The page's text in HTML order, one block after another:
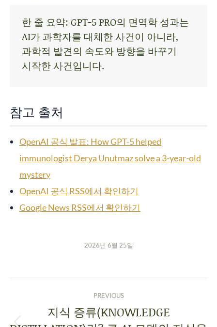
한 줄 요약: GPT-5 PRO의 면역학 성과는
AI가 과학자를 대체한 사건이 아니라,
과학적 발견의 속도와 방향을 바꾸기
시작한 사건입니다.
참고 출처
OpenAI 공식 발표: How GPT-5 helped
immunologist Derya Unutmaz solve a 3-year-old
mystery
OpenAI 공식 RSS에서 확인하기
Google News RSS에서 확인하기
2026년 6월 25일
PREVIOUS
지식 증류(KNOWLEDGE